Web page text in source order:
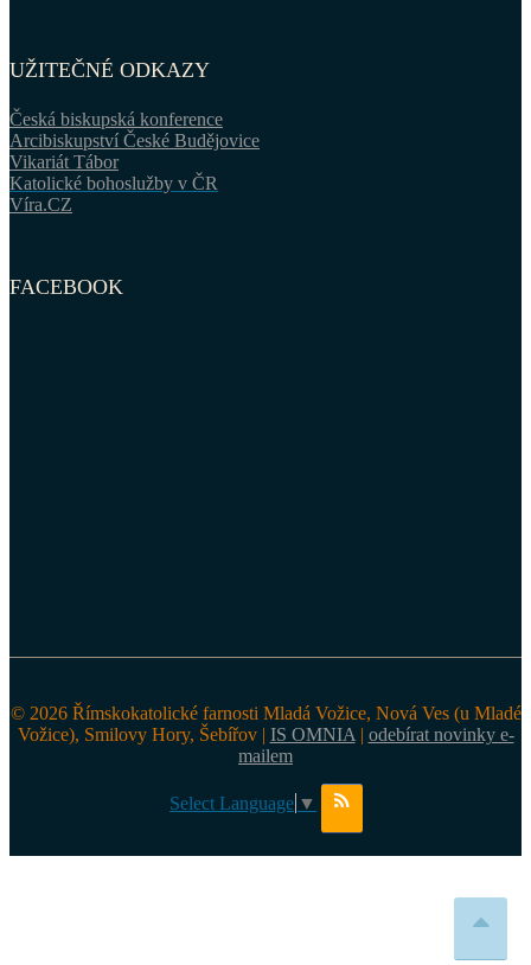
UŽITEČNÉ ODKAZY
Česká biskupská konference
Arcibiskupství České Budějovice
Vikariát Tábor
Katolické bohoslužby v ČR
Víra.CZ
FACEBOOK
© 2026 Římskokatolické farnosti Mladá Vožice, Nová Ves (u Mladé
Vožice), Smilovy Hory, Šebířov | IS OMNIA| odebírat novinky e-
mailem
Select Language ▼